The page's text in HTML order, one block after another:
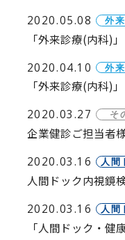
2020.05.08
外
「外来診療(内科)
2020.04.10
外
「外来診療(内科)
2020.03.27
そ
企業健診ご担当者
2020.03.16
人間
人間ドック内視鏡
2020.03.16
人間
「人間ドック・健